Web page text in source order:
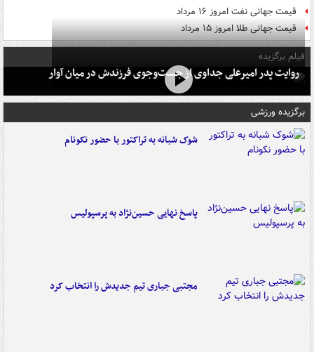
قیمت جهانی نفت امروز ۱۶ مرداد
قیمت جهانی طلا امروز ۱۵ مرداد
فیلم برگزیده
روایت پدر امیرعلی جداوی از جست‌وجوی فرزندش در میان آوار
برگزیده ورزشی
شوک شبانه به تراکتور با حضور نکونام
پاسخ نهایی حسین‌نژاد به پرسپولیس
مجتبی جباری تیم جدیدش را انتخاب کرد